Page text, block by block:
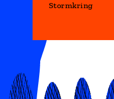
Stormkring